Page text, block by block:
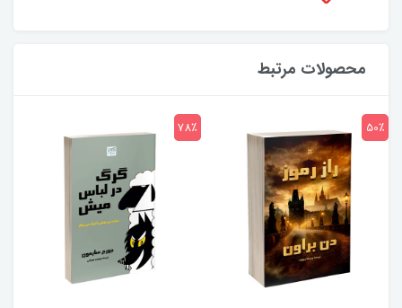
محصولات مرتبط
50٪ 78٪